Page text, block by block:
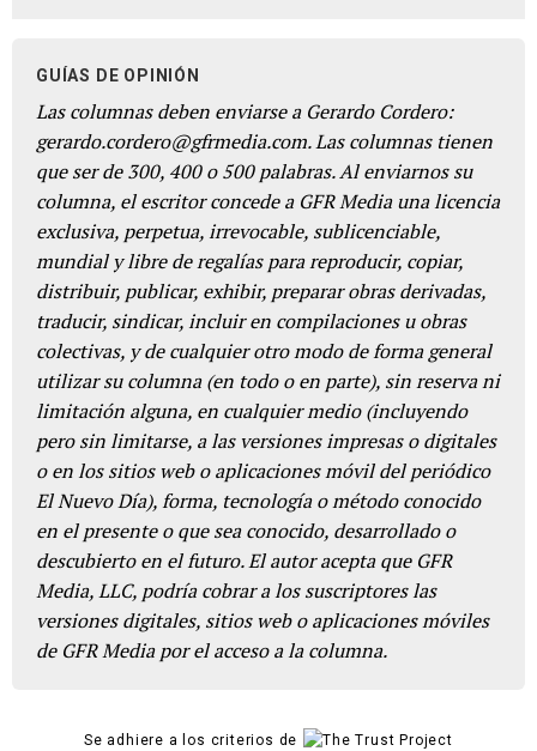
GUÍAS DE OPINIÓN
Las columnas deben enviarse a Gerardo Cordero:
gerardo.cordero@gfrmedia.com. Las columnas tienen
que ser de 300, 400 o 500 palabras. Al enviarnos su
columna, el escritor concede a GFR Media una licencia
exclusiva, perpetua, irrevocable, sublicenciable,
mundial y libre de regalías para reproducir, copiar,
distribuir, publicar, exhibir, preparar obras derivadas,
traducir, sindicar, incluir en compilaciones u obras
colectivas, y de cualquier otro modo de forma general
utilizar su columna (en todo o en parte), sin reserva ni
limitación alguna, en cualquier medio (incluyendo
pero sin limitarse, a las versiones impresas o digitales
o en los sitios web o aplicaciones móvil del periódico
El Nuevo Día), forma, tecnología o método conocido
en el presente o que sea conocido, desarrollado o
descubierto en el futuro. El autor acepta que GFR
Media, LLC, podría cobrar a los suscriptores las
versiones digitales, sitios web o aplicaciones móviles
de GFR Media por el acceso a la columna.
Se adhiere a los criterios de